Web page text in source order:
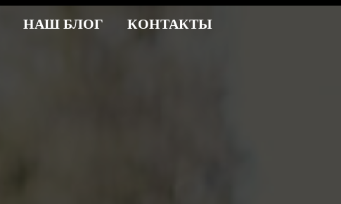
НАШ БЛОГ КОНТАКТЫ